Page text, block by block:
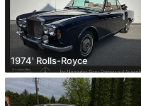
1974' Rolls-Royce